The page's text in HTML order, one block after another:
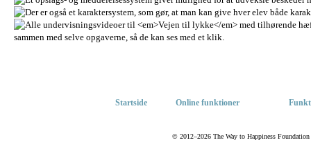
Startside Online funktioner
© 2012–2026 The Way to Happiness